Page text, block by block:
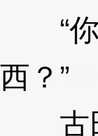
“你
西？”
古田